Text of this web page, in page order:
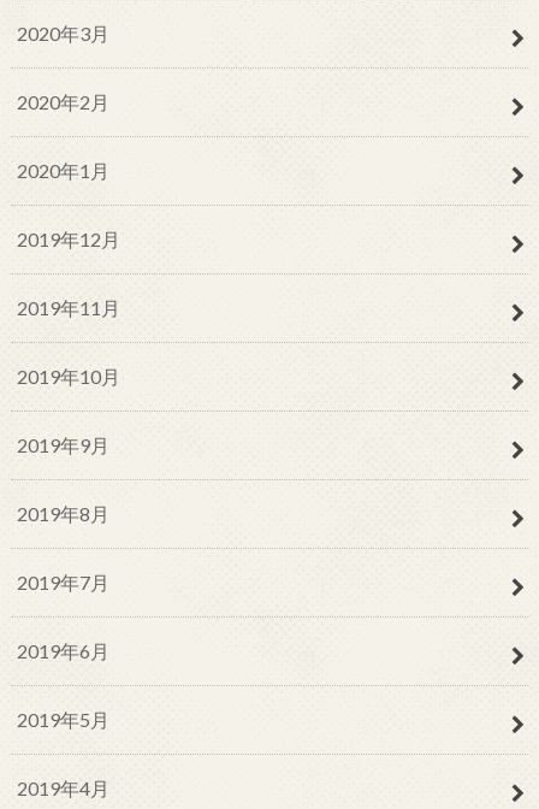
2020年3月
2020年2月
2020年1月
2019年12月
2019年11月
2019年10月
2019年9月
2019年8月
2019年7月
2019年6月
2019年5月
2019年4月